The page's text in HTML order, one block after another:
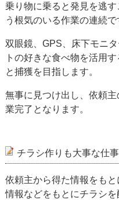
乗り物に乗ると発見を逃
う根気のいる作業の連続で
双眼鏡、GPS、床下モニ
トの好きな食べ物を活用
と捕獲を目指します。
無事に見つけ出し、依頼
業完了となります。
チラシ作りも大事な仕事
依頼主から得た情報をも
情報などをもとにチラシ